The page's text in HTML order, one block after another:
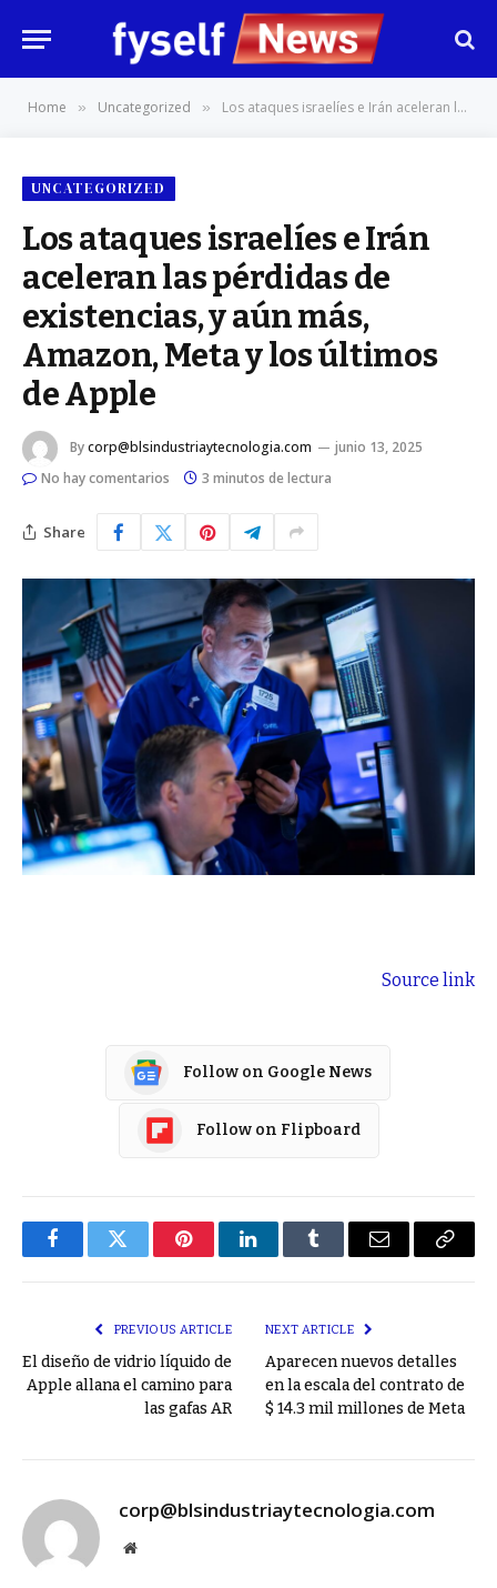
Home » Uncategorized » Los ataques israelíes e Irán aceleran las pérdidas de existencias, y aún más, Amazon, Meta y los últimos de Apple
UNCATEGORIZED
Los ataques israelíes e Irán
aceleran las pérdidas de
existencias, y aún más,
Amazon, Meta y los últimos
de Apple
Bycorp@blsindustriaytecnologia.com
junio 13, 2025
No hay comentarios
3 minutos de lectura
Share
Source link
Follow on Google News
Follow on Flipboard
FacebookTwitter PinterestLinkedInTumblr Email
Copy
PREVIOUS ARTICLE
El diseño de vidrio líquido de
Apple allana el camino para
las gafas AR
NEXT ARTICLE
Aparecen nuevos detalles
en la escala del contrato de
$ 14.3 mil millones de Meta
corp@blsindustriaytecnologia.com
Website